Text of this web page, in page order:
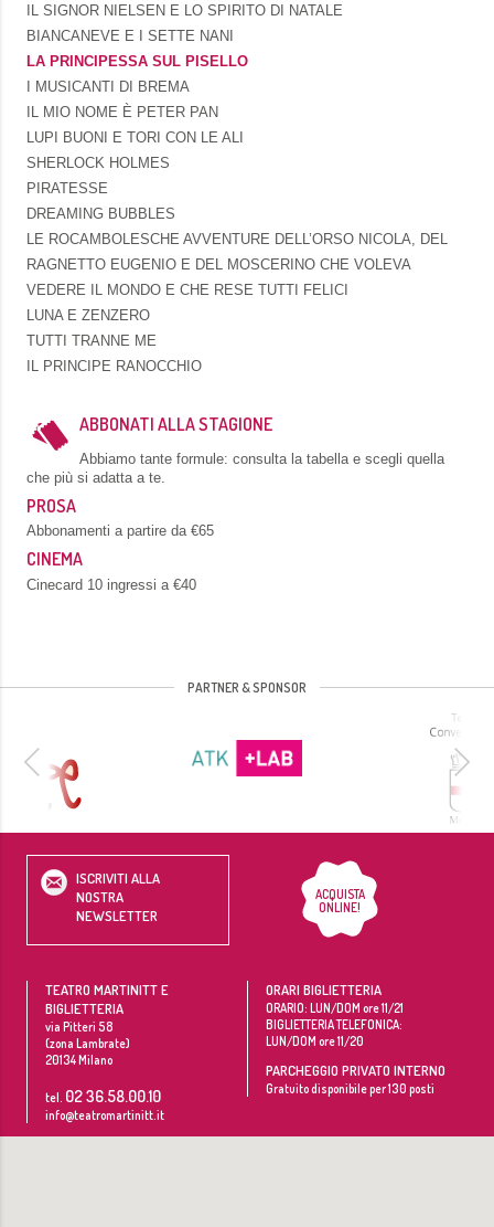
IL SIGNOR NIELSEN E LO SPIRITO DI NATALE
BIANCANEVE E I SETTE NANI
LA PRINCIPESSA SUL PISELLO
I MUSICANTI DI BREMA
IL MIO NOME È PETER PAN
LUPI BUONI E TORI CON LE ALI
SHERLOCK HOLMES
PIRATESSE
DREAMING BUBBLES
LE ROCAMBOLESCHE AVVENTURE DELL’ORSO NICOLA, DEL
RAGNETTO EUGENIO E DEL MOSCERINO CHE VOLEVA
VEDERE IL MONDO E CHE RESE TUTTI FELICI
LUNA E ZENZERO
TUTTI TRANNE ME
IL PRINCIPE RANOCCHIO
ABBONATI ALLA STAGIONE
Abbiamo tante formule: consulta la tabella e scegli quella
che più si adatta a te.
PROSA
Abbonamenti a partire da €65
CINEMA
Cinecard 10 ingressi a €40
PARTNER & SPONSOR
ISCRIVITI ALLA
NOSTRA
NEWSLETTER
ACQUISTA
ONLINE!
TEATRO MARTINITT E
BIGLIETTERIA
via Pitteri 58
(zona Lambrate)
20134Milano
tel. 02 36.58.00.10
info@teatromartinitt.it
ORARI BIGLIETTERIA
ORARIO: LUN/DOM ore 11/21
BIGLIETTERIA TELEFONICA:
LUN/DOM ore 11/20
PARCHEGGIO PRIVATO INTERNO
Gratuito disponibile per 130 posti